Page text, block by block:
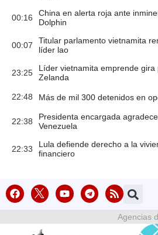
00:16
China en alerta roja ante
Dolphin
00:07
Titular parlamento vietnamita
líder lao
23:25
Líder vietnamita emprende gira
Zelanda
22:48 Más de mil 300 detenidos en
22:38
Presidenta encargada
Venezuela
22:33
Lula defiende derecho a la
financiero
Agencias